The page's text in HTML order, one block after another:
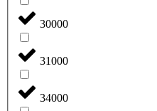
30000
31000
34000